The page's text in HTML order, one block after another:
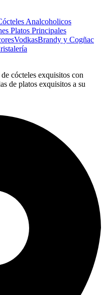
Analcoholicos
Platos Principales
VodkasBrandy y Cogñac
cócteles exquisitos con
de platos exquisitos a su